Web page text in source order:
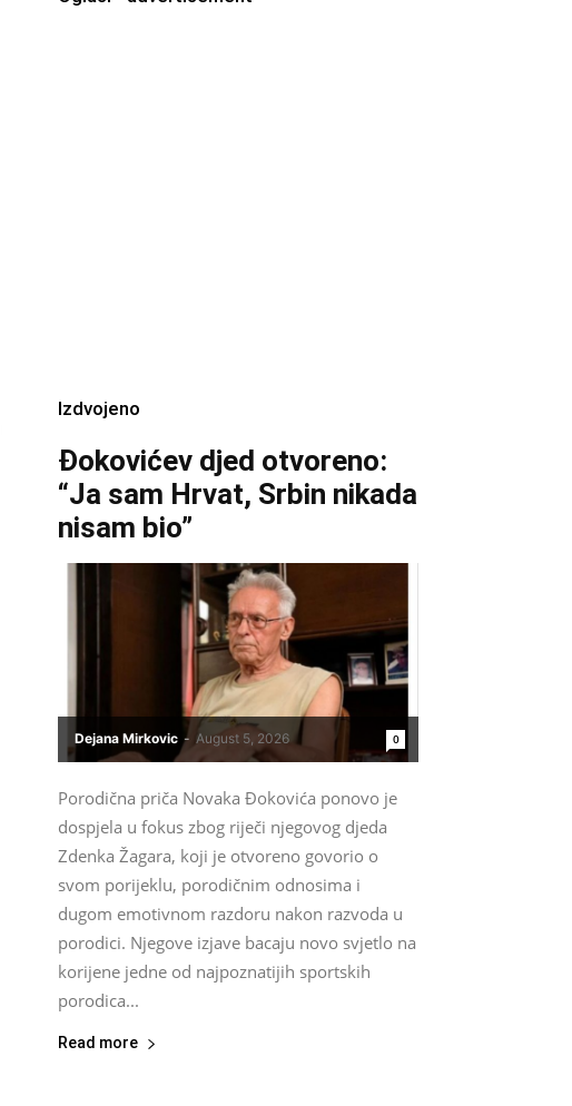
Izdvojeno
Đokovićev djed otvoreno:
“Ja sam Hrvat, Srbin nikada
nisam bio”
Dejana Mirkovic - August 5, 2026 0
Porodična priča Novaka Đokovića ponovo je
dospjela u fokus zbog riječi njegovog djeda
Zdenka Žagara, koji je otvoreno govorio o
svom porijeklu, porodičnim odnosima i
dugom emotivnom razdoru nakon razvoda u
porodici. Njegove izjave bacaju novo svjetlo na
korijene jedne od najpoznatijih sportskih
porodica...
Read more